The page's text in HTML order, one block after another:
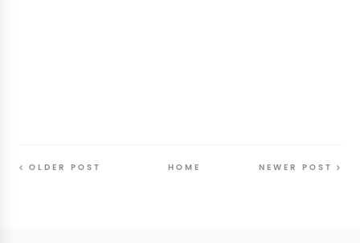
NEWER POST
OLDER POST HOME